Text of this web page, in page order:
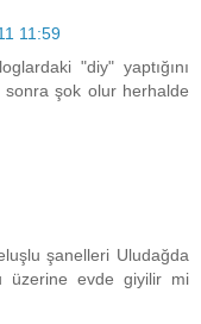
11:59
"diy" yaptığını
şok olur herhalde
şanelleri Uludağda
üzerine evde giyilir mi